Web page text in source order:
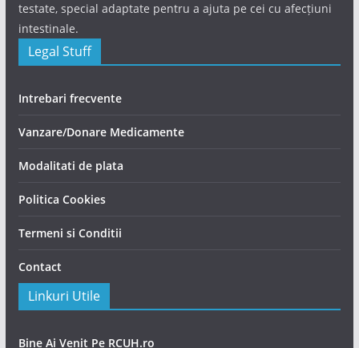
testate, special adaptate pentru a ajuta pe cei cu afecțiuni
intestinale.
Legal Stuff
Intrebari frecvente
Vanzare/Donare Medicamente
Modalitati de plata
Politica Cookies
Termeni si Conditii
Contact
Linkuri Utile
Bine Ai Venit Pe RCUH.ro